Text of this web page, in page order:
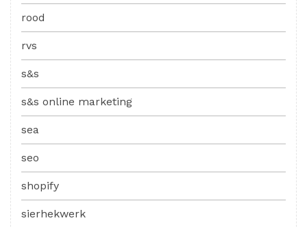
rood
rvs
s&s
s&s online marketing
sea
seo
shopify
sierhekwerk